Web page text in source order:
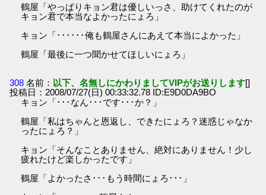
鶴屋「やっぱりキョン君は優しいっさ、助けてくれたのが
キョン君で本当なよかったにょろ」
キョン「･･････俺も鶴屋さんにあえて本当によかった」
鶴屋「最後に一つ聞かせてほしいにょろ」
308 名前： 以下、名無しにかわりましてVIPがお送りします[]
投稿日：2008/07/27(日) 00:33:32.78 ID:E9D0DA9BO
キョン「･･･なん･･･です･･･か？」
鶴屋「私はちゃんと恩返し、できたにょろ？迷惑じゃなか
ったにょろ？」
キョン「そんなことありません、絶対にありません！少し
疲れたけど楽しかったです」
鶴屋「よかったさ･･･もう時間にょろ･･･」